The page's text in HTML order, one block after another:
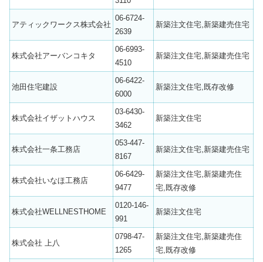
アティックワークス株式会社
06-6724-
2639
新築注文住宅,新築建売住宅
株式会社アーバンコキタ
06-6993-
4510
新築注文住宅,新築建売住宅
池田住宅建設
06-6422-
6000
新築注文住宅,既存改修
株式会社イザットハウス
03-6430-
3462
新築注文住宅
株式会社一条工務店
053-447-
8167
新築注文住宅,新築建売住宅
株式会社いなほ工務店
06-6429-
9477
新築注文住宅,新築建売住
宅,既存改修
株式会社WELLNESTHOME
0120-146-
991
新築注文住宅
株式会社 上八
0798-47-
1265
新築注文住宅,新築建売住
宅,既存改修